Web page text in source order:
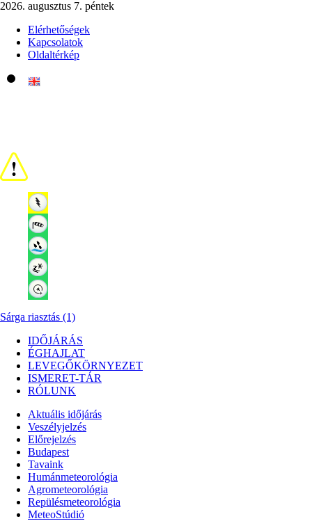
2026. augusztus 7. péntek
Elérhetőségek
Kapcsolatok
Oldaltérkép
Sárga riasztás (1)
IDŐJÁRÁS
ÉGHAJLAT
LEVEGŐKÖRNYEZET
ISMERET-TÁR
RÓLUNK
Aktuális időjárás
Veszélyjelzés
Előrejelzés
Budapest
Tavaink
Humánmeteorológia
Agrometeorológia
Repülésmeteorológia
MeteoStúdió